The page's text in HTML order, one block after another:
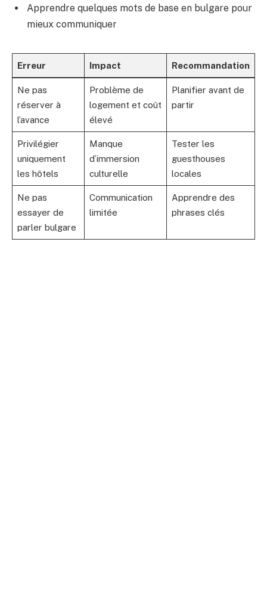
Apprendre quelques mots de base en bulgare pour
mieux communiquer
Erreur Impact Recommandation
Ne pas
réserver à
l’avance
Problème de
logement et coût
élevé
Planifier avant de
partir
Privilégier
uniquement
les hôtels
Manque
d’immersion
culturelle
Tester les
guesthouses
locales
Ne pas
essayer de
parler bulgare
Communication
limitée
Apprendre des
phrases clés